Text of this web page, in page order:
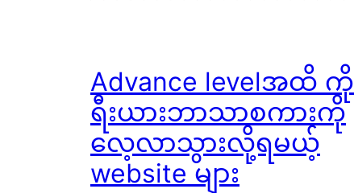
Advance levelအထိ ကို
ရီးယားဘာသာစကားကို
လေ့လာသွားလို့ရမယ့်
website များ